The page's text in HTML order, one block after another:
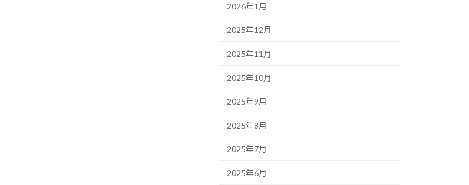
2026年1月
2025年12月
2025年11月
2025年10月
2025年9月
2025年8月
2025年7月
2025年6月